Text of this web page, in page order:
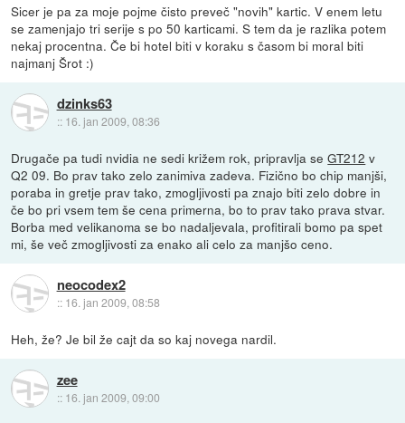
Sicer je pa za moje pojme čisto preveč "novih" kartic. V enem letu
se zamenjajo tri serije s po 50 karticami. S tem da je razlika potem
nekaj procentna. Če bi hotel biti v koraku s časom bi moral biti
najmanj Šrot :)
dzinks63
:: 16. jan 2009, 08:36
Drugače pa tudi nvidia ne sedi križem rok, pripravlja seGT212 v
Q2 09. Bo prav tako zelo zanimiva zadeva. Fizično bo chip manjši,
poraba in gretje prav tako, zmogljivosti pa znajo biti zelo dobre in
če bo pri vsem tem še cena primerna, bo to prav tako prava stvar.
Borba med velikanoma se bo nadaljevala, profitirali bomo pa spet
mi, še več zmogljivosti za enako ali celo za manjšo ceno.
neocodex2
:: 16. jan 2009, 08:58
Heh, že? Je bil že cajt da so kaj novega nardil.
zee
:: 16. jan 2009, 09:00